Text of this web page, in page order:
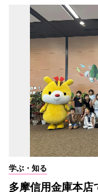
学ぶ・知る
多摩信用金庫本